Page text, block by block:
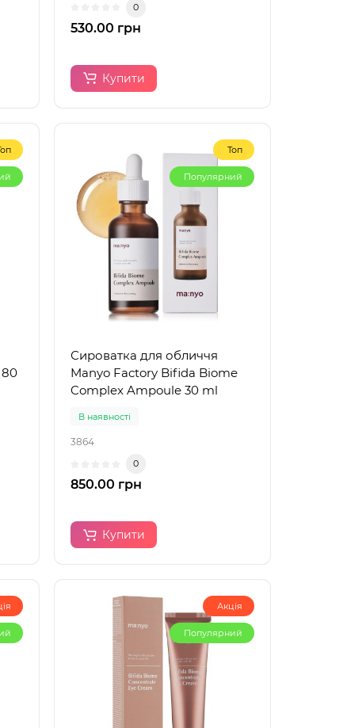
0
530.00 грн
Купити
Топ
Популярний
Сироватка для обличчя
Manyo Factory Bifida Biome
Complex Ampoule 30 ml
В наявності
3864
0
850.00 грн
Купити
Акція
Популярний